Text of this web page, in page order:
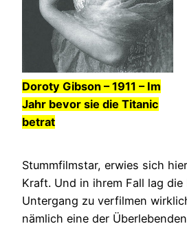
Doroty Gibson – 1911 – Im
Jahr bevor sie die Titanic
betrat
Stummfilmstar, erwies sich
Kraft. Und in ihrem Fall lag die
Untergang zu verfilmen
nämlich eine der